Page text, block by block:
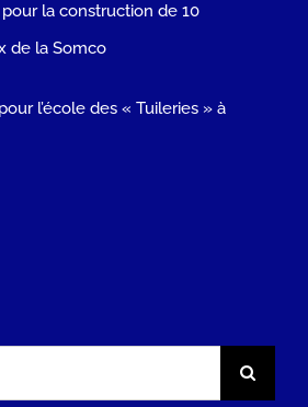
la construction de 10
de la Somco
l’école des « Tuileries » à